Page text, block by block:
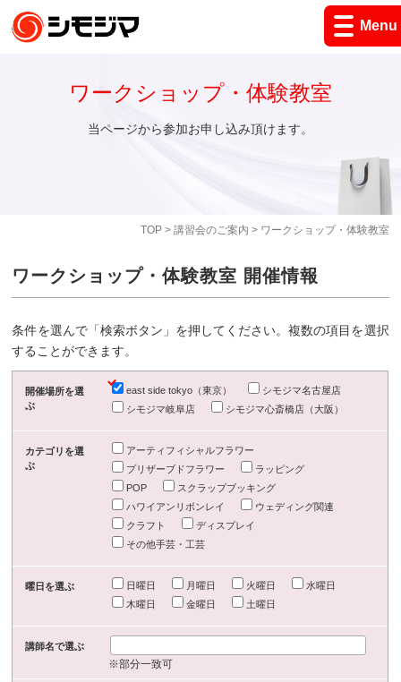
Menu
TOP> 講習会のご案内 > ワークショップ・体験教室
ワークショップ・体験教室
当ページから参加お申し込み頂けます。
ワークショップ・体験教室 開催情報
条件を選んで「検索ボタン」を押してください。複数の項目を選択
することができます。
開催場所を選
ぶ
east side tokyo（東京）
シモジマ名古屋店
シモジマ岐阜店
シモジマ心斎橋店（大阪）
カテゴリを選
ぶ
アーティフィシャルフラワー
プリザーブドフラワー
ラッピング
POP
スクラップブッキング
ハワイアンリボンレイ
ウェディング関連
クラフト
ディスプレイ
その他手芸・工芸
曜日を選ぶ 日曜日 月曜日 火曜日
水曜日
木曜日
金曜日 土曜日
講師名で選ぶ
※部分一致可